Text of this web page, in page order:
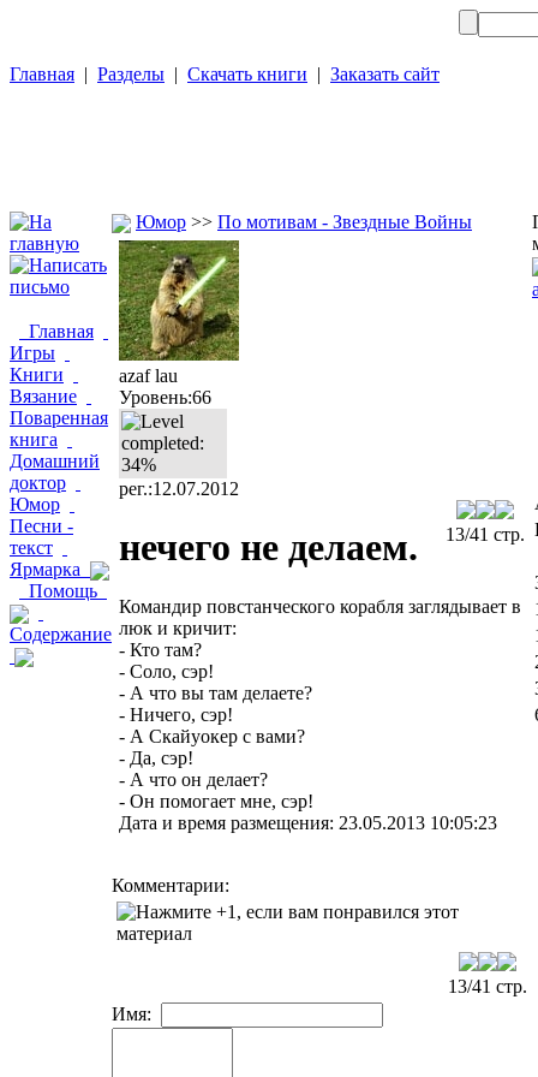
Главная | Разделы | Скачать книги | Заказать сайт
Главная
Игры
Книги
Вязание
Поваренная
книга
Домашний
доктор
Юмор
Песни -
текст
Ярмарка
Помощь
Содержание
Юмор >> По мотивам - Звездные Войны
azaf lau
Уровень:66
рег.:12.07.2012
13/41 стр.
нечего не делаем.
Командир повстанческого корабля заглядывает в
люк и кричит:
- Кто там?
- Соло, сэр!
- А что вы там делаете?
- Ничего, сэр!
- А Скайуокер с вами?
- Да, сэр!
- А что он делает?
- Он помогает мне, сэр!
Дата и время размещения: 23.05.2013 10:05:23
Комментарии:
13/41 стр.
Имя: